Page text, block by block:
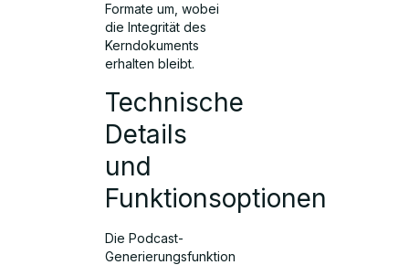
Formate um, wobei
die Integrität des
Kerndokuments
erhalten bleibt.
Technische
Details
und
Funktionsoptionen
Die Podcast-
Generierungsfunktion